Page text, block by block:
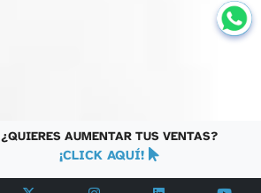
¿QUIERES AUMENTAR TUS VENTAS?
¡CLICK AQUÍ!